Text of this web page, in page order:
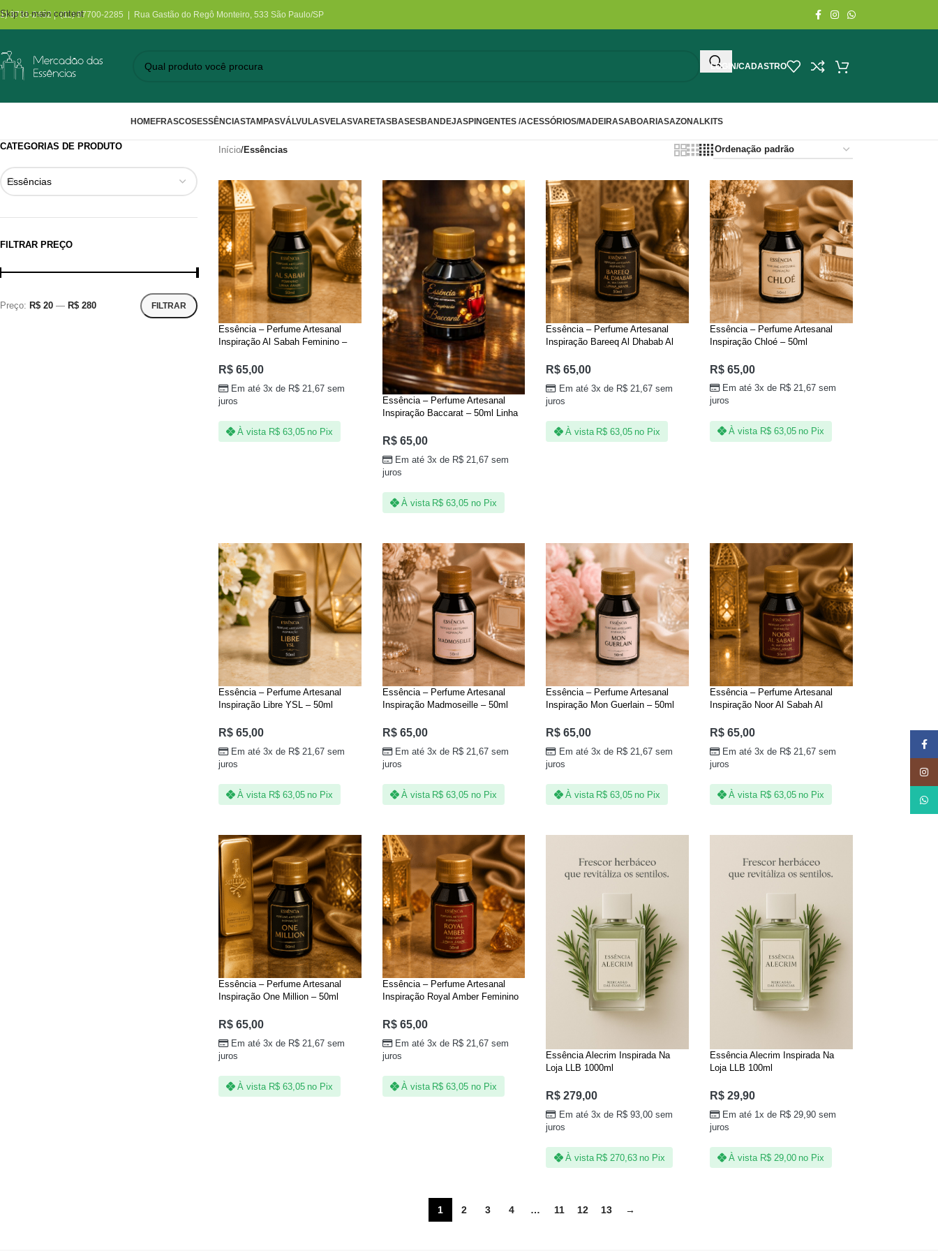
Skip to main content
3731-2452 | (11) 97700-2285 | Rua Gastão do Regô Monteiro, 533 São Paulo/SP
LOGIN/CADASTRO
HOMEFRASCOSESSÊNCIASTAMPASVÁLVULASVELASVARETASBASESBANDEJASPINGENTES /ACESSÓRIOS/MADEIRASABOARIASAZONALKITS
CATEGORIAS DE PRODUTO
Essências
FILTRAR PREÇO
FILTRAR
Preço: R$ 20 — R$ 280
Início/Essências
Essência – Perfume Artesanal
Inspiração Al Sabah Feminino –
R$65,00
Em até 3x de R$ 21,67 sem
juros
À vista R$63,05 no Pix
Essência – Perfume Artesanal
Inspiração Baccarat – 50ml Linha
R$65,00
Em até 3x de R$21,67sem
juros
À vista R$ 63,05 no Pix
Essência – Perfume Artesanal
Inspiração Bareeq Al Dhabab Al
R$ 65,00
Em até 3x de R$21,67sem
juros
À vista R$ 63,05 no Pix
Essência – Perfume Artesanal
Inspiração Chloé – 50ml
R$ 65,00
Em até 3x de R$ 21,67 sem
juros
À vista R$63,05 no Pix
Essência – Perfume Artesanal
Inspiração Libre YSL – 50ml
R$65,00
Em até 3x de R$ 21,67 sem
juros
À vista R$63,05 no Pix
Essência – Perfume Artesanal
Inspiração Madmoseille – 50ml
R$65,00
Em até 3x de R$21,67sem
juros
À vista R$ 63,05 no Pix
Essência – Perfume Artesanal
Inspiração Mon Guerlain – 50ml
R$ 65,00
Em até 3x de R$21,67sem
juros
À vista R$ 63,05 no Pix
Essência – Perfume Artesanal
Inspiração Noor Al Sabah Al
R$ 65,00
Em até 3x de R$ 21,67 sem
juros
À vista R$63,05 no Pix
Essência – Perfume Artesanal
Inspiração One Million – 50ml
R$65,00
Em até 3x de R$ 21,67 sem
juros
À vista R$63,05 no Pix
Essência – Perfume Artesanal
Inspiração Royal Amber Feminino
R$65,00
Em até 3x de R$21,67sem
juros
À vista R$ 63,05 no Pix
Essência Alecrim Inspirada Na
Loja LLB 1000ml
R$ 279,00
Em até 3x de R$93,00sem
juros
À vista R$ 270,63 no Pix
Essência Alecrim Inspirada Na
Loja LLB 100ml
R$ 29,90
Em até 1x de R$ 29,90 sem
juros
À vista R$29,00 no Pix
1 2 3 4 … 11 12 13 →